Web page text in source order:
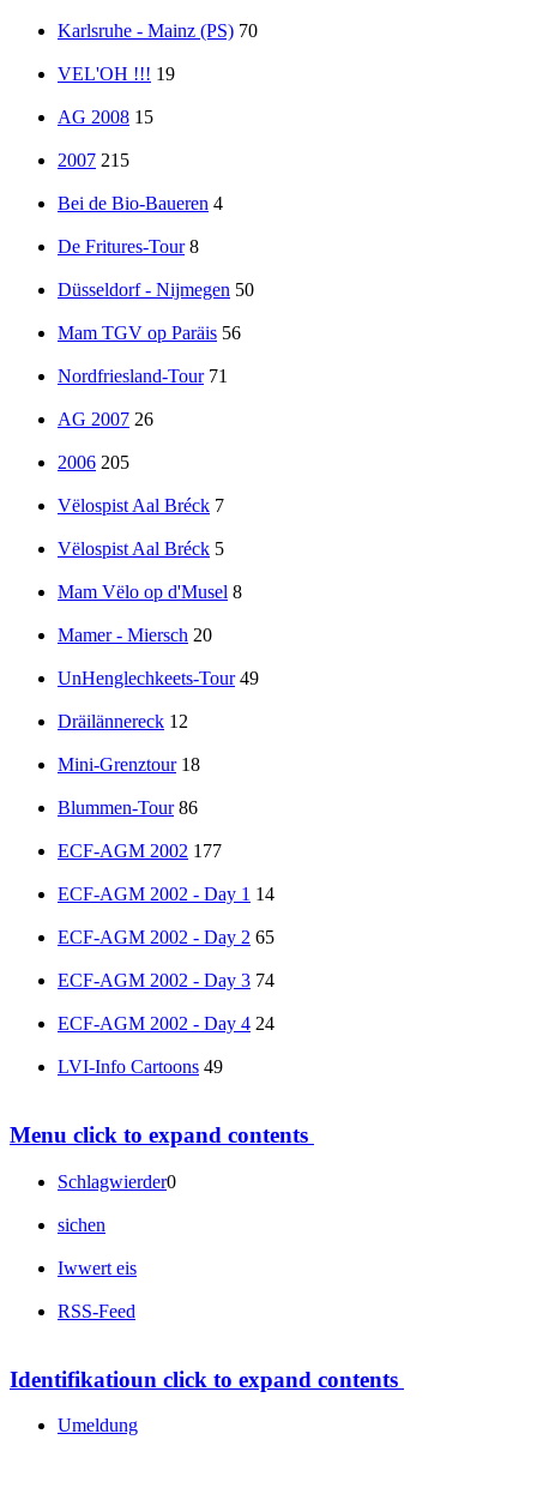
Karlsruhe - Mainz (PS) 70
VEL'OH !!! 19
AG 2008 15
2007 215
Bei de Bio-Baueren 4
De Fritures-Tour 8
Düsseldorf - Nijmegen 50
Mam TGV op Paräis 56
Nordfriesland-Tour 71
AG 2007 26
2006 205
Vëlospist Aal Bréck 7
Vëlospist Aal Bréck 5
Mam Vëlo op d'Musel 8
Mamer - Miersch 20
UnHenglechkeets-Tour 49
Dräilännereck 12
Mini-Grenztour 18
Blummen-Tour 86
ECF-AGM 2002 177
ECF-AGM 2002 - Day 1 14
ECF-AGM 2002 - Day 2 65
ECF-AGM 2002 - Day 3 74
ECF-AGM 2002 - Day 4 24
LVI-Info Cartoons 49
Menu click to expand contents
Schlagwierder0
sichen
Iwwert eis
RSS-Feed
Identifikatioun click to expand contents
Umeldung